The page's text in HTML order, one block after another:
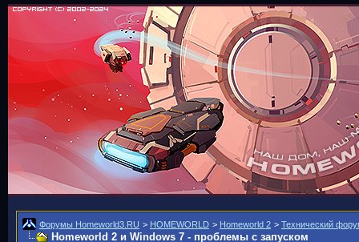
Форумы Homeworld3.RU > HOMEWORLD > Homeworld 2 > Технический
Homeworld 2 и Windows 7 - проблемы с запуском